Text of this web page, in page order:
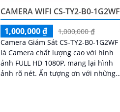
CAMERA WIFI CS-TY2-B0-1G2WF
1,000,000 ₫
1,000,000 ₫
Camera Giám Sát CS-TY2-B0-1G2WF
là Camera chất lượng cao với hình
ảnh FULL HD 1080P, mang lại hình
ảnh rõ nét. Ấn tượng ơn với những